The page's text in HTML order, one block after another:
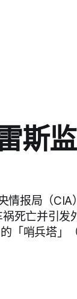
斯
情报局（CIA
死亡并引发
「哨兵塔」